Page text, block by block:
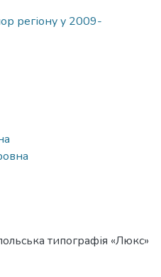
регіону у 2009-
типографія «Люкс»